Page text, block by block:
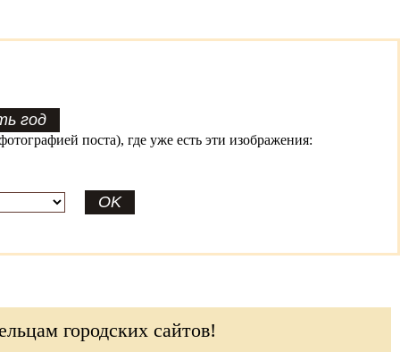
поста), где уже есть эти изображения:
городских сайтов!